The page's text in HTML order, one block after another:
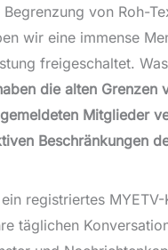
von Roh-
wir eine immense
freigeschaltet.
die alten Grenzen
Mitglieder
Beschränkungen
registriertes
täglichen